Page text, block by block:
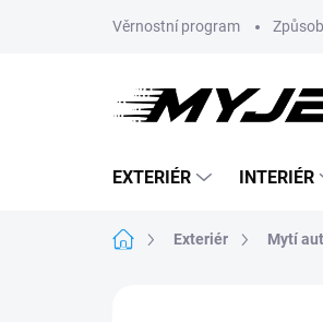
Věrnostní program
EXTERIÉR INTERIÉR
Domů Exteriér Mytí